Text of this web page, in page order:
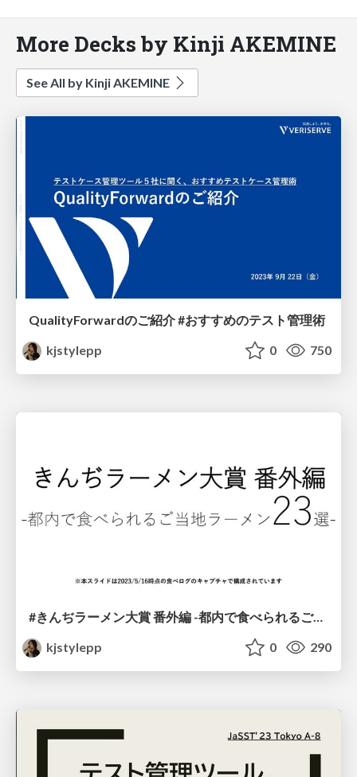
More Decks by Kinji AKEMINE
See All by Kinji AKEMINE
QualityForwardのご紹介 #おすすめのテスト管理術
kjstylepp
0 750
#きんぢラーメン大賞 番外編 -都内で食べられるご当地ラーメン23選-
kjstylepp
0 290